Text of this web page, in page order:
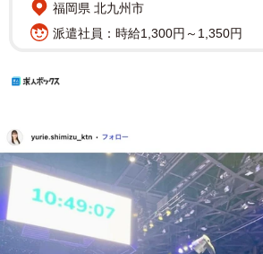
福岡県 北九州市
派遣社員：時給1,300円～1,350円